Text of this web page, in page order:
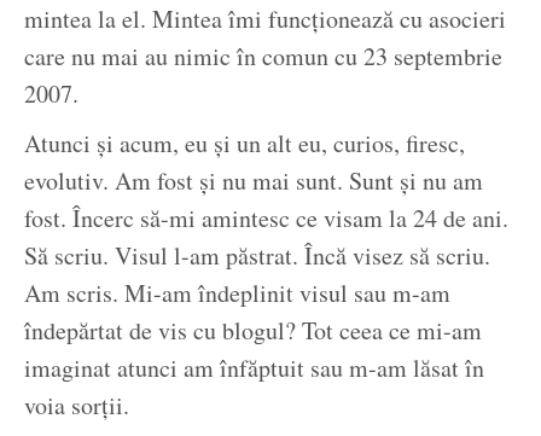
mintea la el. Mintea îmi funcționează cu asocieri
care nu mai au nimic în comun cu 23 septembrie
2007.
Atunci și acum, eu și un alt eu, curios, firesc,
evolutiv. Am fost și nu mai sunt. Sunt și nu am
fost. Încerc să-mi amintesc ce visam la 24 de ani.
Să scriu. Visul l-am păstrat. Încă visez să scriu.
Am scris. Mi-am îndeplinit visul sau m-am
îndepărtat de vis cu blogul? Tot ceea ce mi-am
imaginat atunci am înfăptuit sau m-am lăsat în
voia sorții.